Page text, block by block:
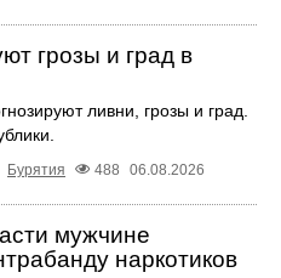
грозы и град в
ливни, грозы и град.
Бурятия 488 06.08.2026
мужчине
наркотиков